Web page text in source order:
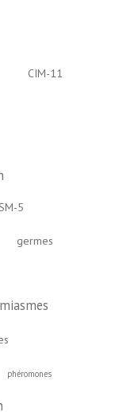
CIM-11
5
germes
miasmes
phéromones